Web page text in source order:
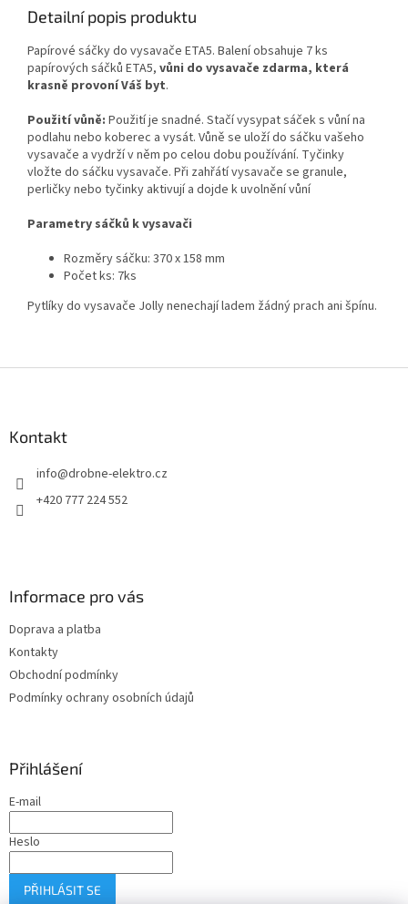
Detailní popis produktu
Papírové sáčky do vysavače ETA5. Balení obsahuje 7 ks
papírových sáčků ETA5, vůni do vysavače zdarma, která
krasně provoní Váš byt.
Použití vůně: Použití je snadné. Stačí vysypat sáček s vůní na
podlahu nebo koberec a vysát. Vůně se uloží do sáčku vašeho
vysavače a vydrží v něm po celou dobu používání. Tyčinky
vložte do sáčku vysavače. Při zahřátí vysavače se granule,
perličky nebo tyčinky aktivují a dojde k uvolnění vůní
Parametry sáčků k vysavači
Rozměry sáčku: 370 x 158 mm
Počet ks: 7ks
Pytlíky do vysavače Jolly nenechají ladem žádný prach ani špínu.
Kontakt
info@drobne-elektro.cz
+420 777 224 552
Informace pro vás
Doprava a platba
Kontakty
Obchodní podmínky
Podmínky ochrany osobních údajů
Přihlášení
E-mail
Heslo
PŘIHLÁSIT SE